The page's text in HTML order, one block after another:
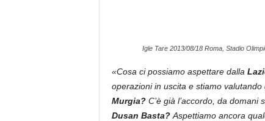
Igle Tare 2013/08/18 Roma, Stadio
«Cosa ci possiamo aspettare dalla
operazioni in uscita e stiamo valutando
Murgia?C’è già l’accordo, da domani
Dusan Basta?Aspettiamo ancora